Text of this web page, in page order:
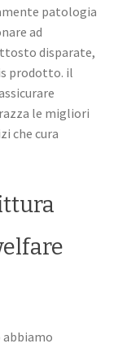
patologia
ad
disparate,
prodotto. il
le migliori
che cura
abbiamo